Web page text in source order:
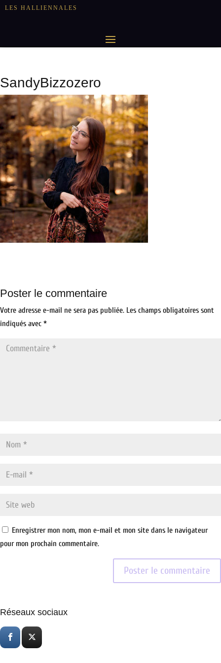
LES HALLIENNALES
SandyBizzozero
Poster le commentaire
Votre adresse e-mail ne sera pas publiée. Les champs obligatoires sont
indiqués avec *
Enregistrer mon nom, mon e-mail et mon site dans le navigateur
pour mon prochain commentaire.
Réseaux sociaux